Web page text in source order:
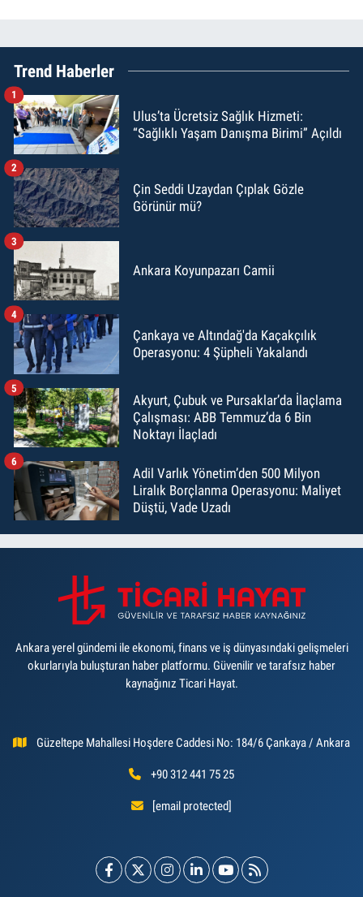
Trend Haberler
Ulus’ta Ücretsiz Sağlık Hizmeti:
“Sağlıklı Yaşam Danışma Birimi” Açıldı
1
Çin Seddi Uzaydan Çıplak Gözle
Görünür mü?
2
Ankara Koyunpazarı Camii
3
Çankaya ve Altındağ'da Kaçakçılık
Operasyonu: 4 Şüpheli Yakalandı
4
Akyurt, Çubuk ve Pursaklar’da İlaçlama
Çalışması: ABB Temmuz’da 6 Bin
Noktayı İlaçladı
5
Adil Varlık Yönetim’den 500 Milyon
Liralık Borçlanma Operasyonu: Maliyet
Düştü, Vade Uzadı
6
Ankara yerel gündemi ile ekonomi, finans ve iş dünyasındaki gelişmeleri
okurlarıyla buluşturan haber platformu. Güvenilir ve tarafsız haber
kaynağınız Ticari Hayat.
Güzeltepe Mahallesi Hoşdere Caddesi No: 184/6 Çankaya / Ankara
+90 312 441 75 25
[email protected]